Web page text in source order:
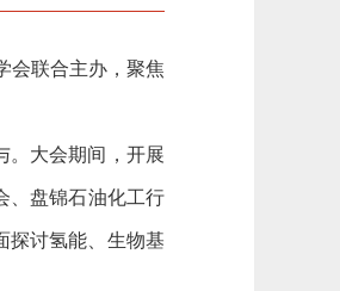
会联合主办，聚焦
大会期间，开展
、盘锦石油化工行
探讨氢能、生物基